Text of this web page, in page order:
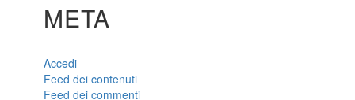
META
Accedi
Feed dei contenuti
Feed dei commenti